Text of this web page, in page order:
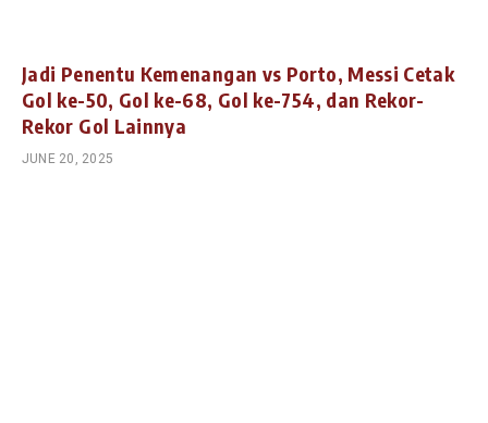
Jadi Penentu Kemenangan vs Porto, Messi Cetak
Gol ke-50, Gol ke-68, Gol ke-754, dan Rekor-
Rekor Gol Lainnya
JUNE 20, 2025